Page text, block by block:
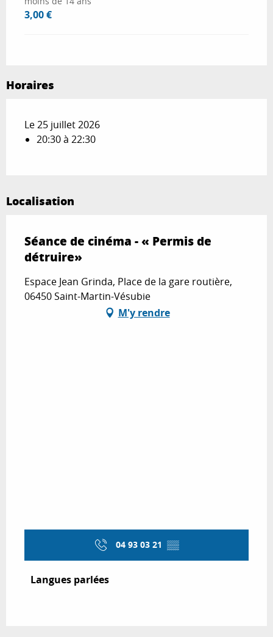
3,00 €
Horaires
Le 25 juillet 2026
20:30 à 22:30
Localisation
Séance de cinéma - « Permis de
détruire»
Espace Jean Grinda, Place de la gare routière,
06450 Saint-Martin-Vésubie
M'y rendre
04 93 03 21 ▒▒
Langues parlées
Langues parlées